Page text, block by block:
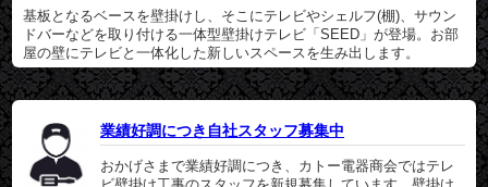
基板となるベースを壁掛けし、そこにテレビやシェルフ(棚)、サウン
ドバーなどを取り付ける一体型壁掛けテレビ「SEED」が登場。お部
屋の壁にテレビと一体化した新しいスペースを生み出します。
業績好調につき自社スタッフ募集中
おかげさまで業績好調につき、カトー電器商会ではテレ